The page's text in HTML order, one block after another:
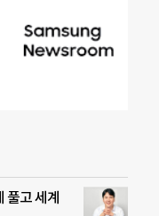
풀고 세계